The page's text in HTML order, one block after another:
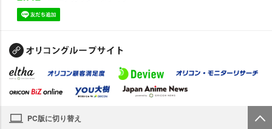
PC版に切り替え